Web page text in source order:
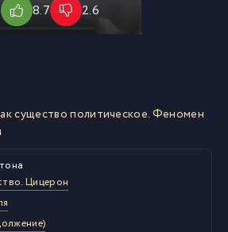
8.7 2.6
существо политическое. Феномен
Цицерон